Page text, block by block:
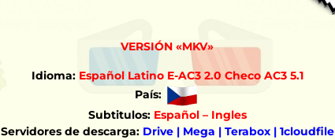
VERSIÓN «MKV»
Idioma: Español Latino E-AC3 2.0 Checo AC3 5.1
País:
Subtitulos: Español – Ingles
Servidores de descarga: Drive | Mega | Terabox | 1cloudfile